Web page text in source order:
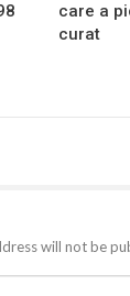
care a
curat
will not be